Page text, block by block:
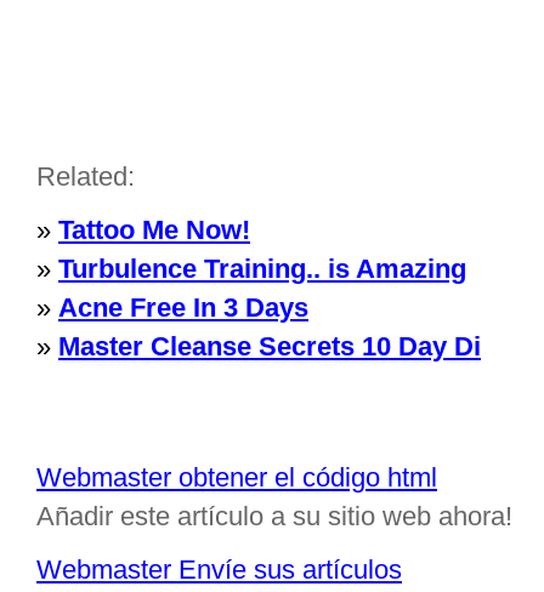
Related:
» Tattoo Me Now!
» Turbulence Training.. is Amazing
» Acne Free In 3 Days
» Master Cleanse Secrets 10 Day Di
Webmaster obtener el código html
Añadir este artículo a su sitio web ahora!
Webmaster Envíe sus artículos